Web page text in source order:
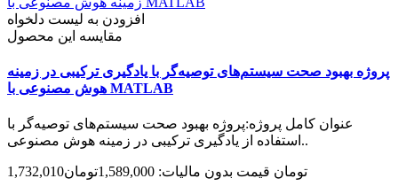
افزودن به لیست دلخواه
مقایسه این محصول
پروژه بهبود صحت سیستم‌های توصیه‌گر با یادگیری ترکیبی در زمینه
هوش مصنوعی با MATLAB‌
عنوان کامل پروژه:پروژه بهبود صحت سیستم‌های توصیه‌گر با
استفاده از یادگیری ترکیبی در زمینه هوش مصنوعی..
1,732,010تومان قیمت بدون مالیات: 1,589,000تومان